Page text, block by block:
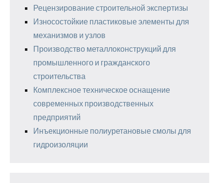
Рецензирование строительной экспертизы
Износостойкие пластиковые элементы для
механизмов и узлов
Производство металлоконструкций для
промышленного и гражданского
строительства
Комплексное техническое оснащение
современных производственных
предприятий
Инъекционные полиуретановые смолы для
гидроизоляции